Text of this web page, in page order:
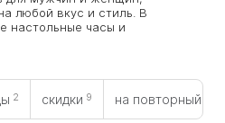
2 скидки 9 на повторный
любой вкус и стиль. В
настольные часы и
на продукцию до двух лет,
посмотреть процесс
информационные статьи.
скидки на предзаказ,